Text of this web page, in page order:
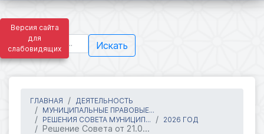
Версия сайта
для
слабовидящих
Искать
ГЛАВНАЯ
ДЕЯТЕЛЬНОСТЬ
МУНИЦИПАЛЬНЫЕ ПРАВОВЫЕ...
РЕШЕНИЯ СОВЕТА МУНИЦИП...
2026 ГОД
Решение Совета от 21.0...